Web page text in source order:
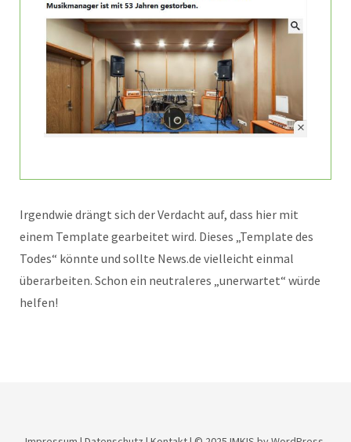
Irgendwie drängt sich der Verdacht auf, dass hier mit
einem Template gearbeitet wird. Dieses „Template des
Todes“ könnte und sollte News.de vielleicht einmal
überarbeiten. Schon ein neutraleres „unerwartet“ würde
helfen!